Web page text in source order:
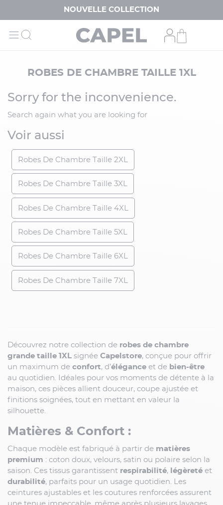
NOUVELLE COLLECTION
ROBES DE CHAMBRE TAILLE 1XL
Sorry for the inconvenience.
Search again what you are looking for
Voir aussi
Robes De Chambre Taille 2XL
Robes De Chambre Taille 3XL
Robes De Chambre Taille 4XL
Robes De Chambre Taille 5XL
Robes De Chambre Taille 6XL
Robes De Chambre Taille 7XL
Découvrez notre collection de robes de chambre
grande taille 1XL signée Capelstore, conçue pour offrir
un maximum de confort, d’élégance et de bien-être
au quotidien. Idéales pour vos moments de détente à la
maison, ces pièces allient douceur, coupe ajustée et
finitions soignées, tout en mettant en valeur la
silhouette.
Matières & Confort :
Chaque modèle est fabriqué à partir de matières
premium : coton doux, velours, satin ou polaire selon la
saison. Ces tissus garantissent respirabilité, légèreté et
durabilité, parfaits pour un usage quotidien. Les
ceintures ajustables et les coutures renforcées assurent